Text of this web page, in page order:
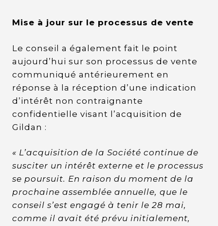
Mise à jour sur le processus de vente
Le conseil a également fait le point
aujourd’hui sur son processus de vente
communiqué antérieurement en
réponse à la réception d’une indication
d’intérêt non contraignante
confidentielle visant l’acquisition de
Gildan :
« L’acquisition de la Société continue de
susciter un intérêt externe et le processus
se poursuit. En raison du moment de la
prochaine assemblée annuelle, que le
conseil s’est engagé à tenir le 28 mai,
comme il avait été prévu initialement,